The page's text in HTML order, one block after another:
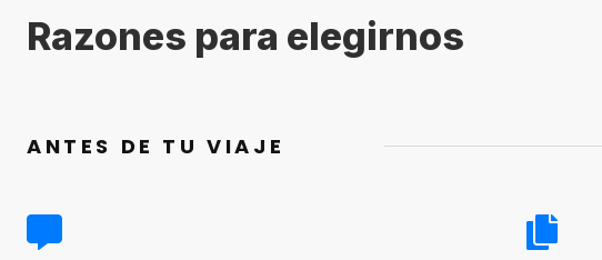
Razones para elegirnos
ANTES DE TU VIAJE